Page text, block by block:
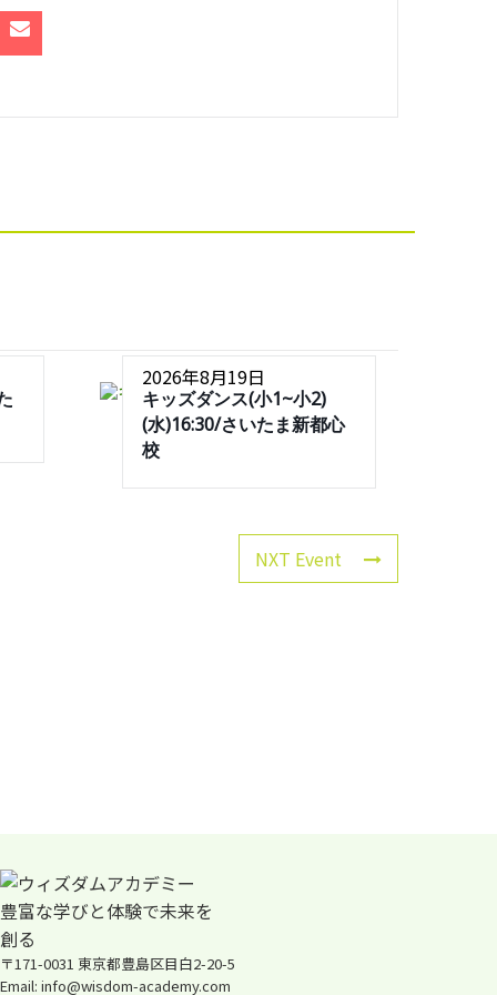
2026年8月19日
キッズダンス(小1~小2)
(水)16:30/さいたま新都心
校
NXT Event
〒171-0031 東京都豊島区目白2-20-5
Email: info@wisdom-academy.com